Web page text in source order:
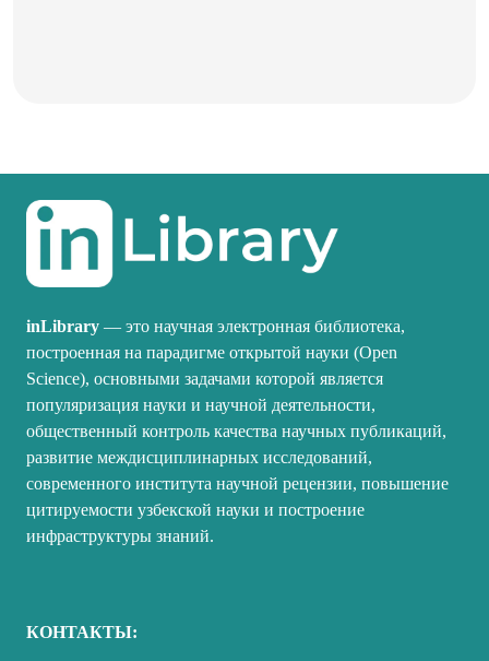
inLibrary — это научная электронная библиотека,
построенная на парадигме открытой науки (Open
Science), основными задачами которой является
популяризация науки и научной деятельности,
общественный контроль качества научных публикаций,
развитие междисциплинарных исследований,
современного института научной рецензии, повышение
цитируемости узбекской науки и построение
инфраструктуры знаний.
КОНТАКТЫ: